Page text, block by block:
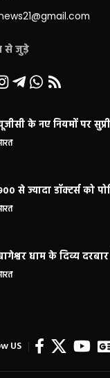
से जुड़े
के नए नियमों पर
से ज्यादा डॉक्टर्स को
धाम के दिव्य
US